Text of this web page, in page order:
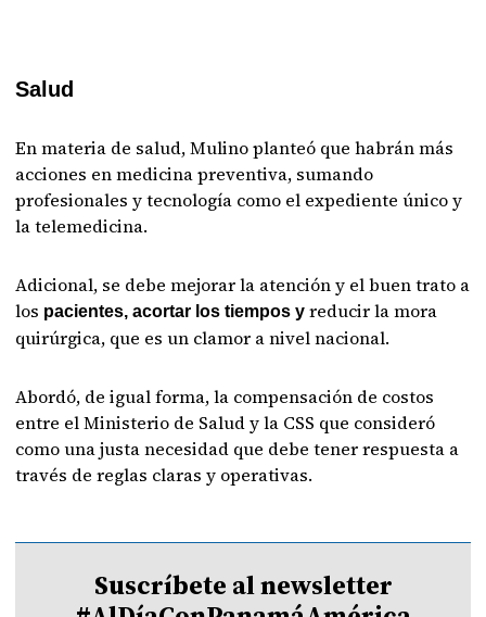
Salud
En materia de salud, Mulino planteó que habrán más
acciones en medicina preventiva, sumando
profesionales y tecnología como el expediente único y
la telemedicina.
Adicional, se debe mejorar la atención y el buen trato a
los pacientes, acortar los tiempos y reducir la mora
quirúrgica, que es un clamor a nivel nacional.
Abordó, de igual forma, la compensación de costos
entre el Ministerio de Salud y la CSS que consideró
como una justa necesidad que debe tener respuesta a
través de reglas claras y operativas.
Suscríbete al newsletter